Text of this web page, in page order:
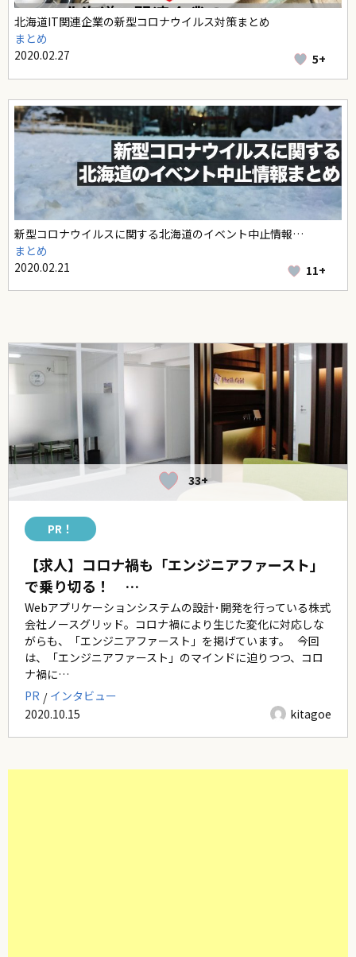
北海道IT関連企業の新型コロナウイルス対策まとめ
まとめ
2020.02.27
5+
新型コロナウイルスに関する北海道のイベント中止情報…
まとめ
2020.02.21
11+
33+
PR！
【求人】コロナ禍も「エンジニアファースト」
で乗り切る！ …
Webアプリケーションシステムの設計･開発を行っている株式
会社ノースグリッド。コロナ禍により生じた変化に対応しな
がらも、「エンジニアファースト」を掲げています。 今回
は、「エンジニアファースト」のマインドに迫りつつ、コロ
ナ禍に…
PR
インタビュー
2020.10.15
kitagoe